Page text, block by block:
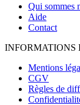
Qui sommes
Aide
Contact
INFORMATIONS
Mentions
CGV
Règles de